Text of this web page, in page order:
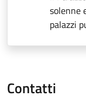
solenne
palazzi
Contatti